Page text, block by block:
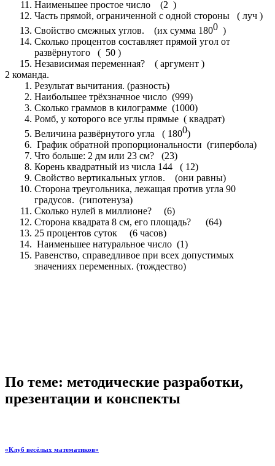
Наименьшее простое число (2 )
Часть прямой, ограниченной с одной стороны ( луч )
Свойство смежных углов. (их сумма 1800 )
Сколько процентов составляет прямой угол от
развёрнутого ( 50 )
Независимая переменная? ( аргумент )
2 команда.
Результат вычитания. (разность)
Наибольшее трёхзначное число (999)
Сколько граммов в килограмме (1000)
Ромб, у которого все углы прямые ( квадрат)
Величина развёрнутого угла ( 1800)
График обратной пропорциональности (гипербола)
Что больше: 2 дм или 23 см? (23)
Корень квадратный из числа 144 ( 12)
Свойство вертикальных углов. (они равны)
Сторона треугольника, лежащая против угла 90
градусов. (гипотенуза)
Сколько нулей в миллионе? (6)
Сторона квадрата 8 см, его площадь? (64)
25 процентов суток (6 часов)
Наименьшее натуральное число (1)
Равенство, справедливое при всех допустимых
значениях переменных. (тождество)
По теме: методические разработки,
презентации и конспекты
«Клуб весёлых математиков»